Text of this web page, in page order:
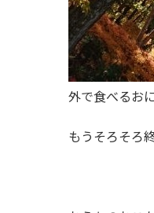
外で食べるお
もうそろそろ